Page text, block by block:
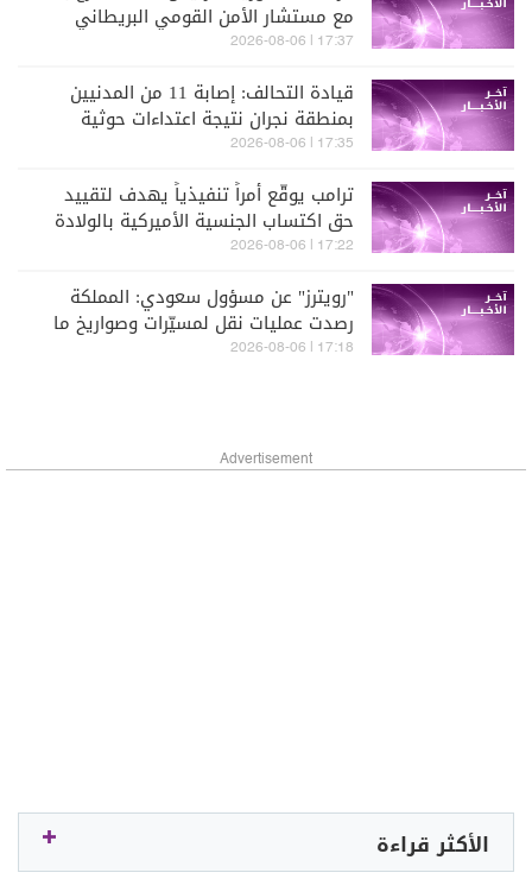
مع مستشار الأمن القومي البريطاني
التطورات الإقليمية والدولية
17:37 | 2026-08-06
قيادة التحالف: إصابة 11 من المدنيين
بمنطقة نجران نتيجة اعتداءات حوثية
17:35 | 2026-08-06
ترامب يوقّع أمراً تنفيذياً يهدف لتقييد
حق اكتساب الجنسية الأميركية بالولادة
17:22 | 2026-08-06
"رويترز" عن مسؤول سعودي: المملكة
رصدت عمليات نقل لمسيّرات وصواريخ ما
يشير إلى احتمال شنّ هجمات منسّقة من
17:18 | 2026-08-06
Advertisement
الأكثر قراءة